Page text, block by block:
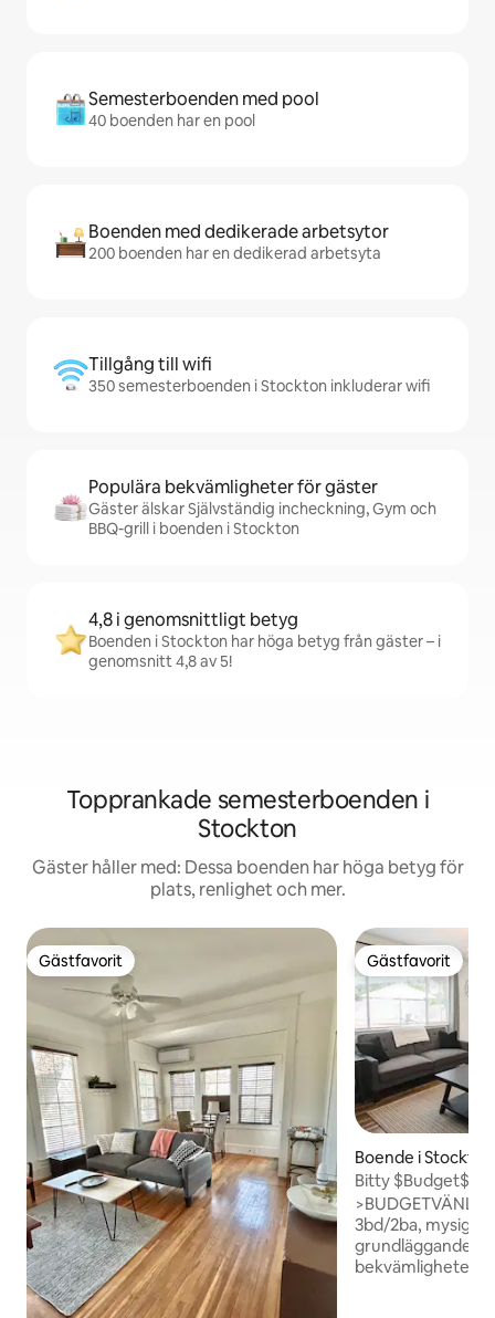
Semesterboenden med pool
40 boenden har en pool
Boenden med dedikerade arbetsytor
200 boenden har en dedikerad arbetsyta
Tillgång till wifi
350 semesterboenden i Stockton inkluderar wifi
Populära bekvämligheter för gäster
Gäster älskar Självständig incheckning, Gym och
BBQ-grill i boenden i Stockton
4,8 i genomsnittligt betyg
Boenden i Stockton har höga betyg från gäster – i
genomsnitt 4,8 av 5!
Topprankade semesterboenden i
Stockton
Gäster håller med: Dessa boenden har höga betyg för
plats, renlighet och mer.
Gästfavorit
Gästfavorit Gästfavorit
Gästfavorit
Boende i Stockton
Bitty $Budget$
3bd/2ba, mysigt
grundläggande
bekvämligheter